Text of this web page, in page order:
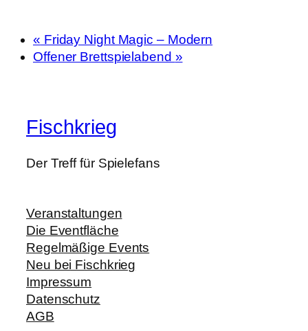
« Friday Night Magic – Modern
Offener Brettspielabend »
Fischkrieg
Der Treff für Spielefans
Veranstaltungen
Die Eventfläche
Regelmäßige Events
Neu bei Fischkrieg
Impressum
Datenschutz
AGB